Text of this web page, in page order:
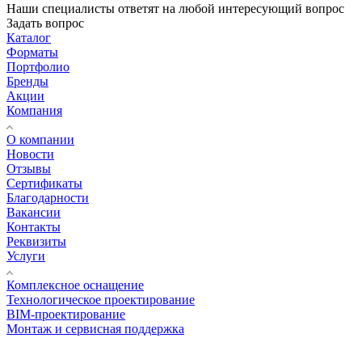
Наши специалисты ответят на любой интересующий вопрос
Задать вопрос
Каталог
Форматы
Портфолио
Бренды
Акции
Компания
О компании
Новости
Отзывы
Сертификаты
Благодарности
Вакансии
Контакты
Реквизиты
Услуги
Комплексное оснащение
Технологическое проектирование
BIM-проектирование
Монтаж и сервисная поддержка